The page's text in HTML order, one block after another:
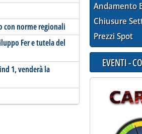
con norme regionali
Fer e tutela del
1, venderà la
Andamento
Chiusure
Prezzi Spot
EVENTI -